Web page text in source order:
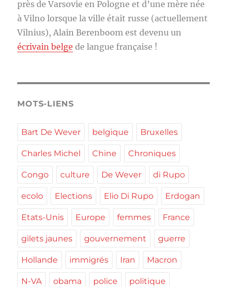
près de Varsovie en Pologne et d’une mère née
à Vilno lorsque la ville était russe (actuellement
Vilnius), Alain Berenboom est devenu un
écrivain belge de langue française !
MOTS-LIENS
Bart De Wever belgique Bruxelles
Charles Michel Chine Chroniques
Congo culture De Wever di Rupo
ecolo Elections Elio Di Rupo Erdogan
Etats-Unis Europe femmes France
gilets jaunes gouvernement guerre
Hollande immigrés Iran Macron
N-VA obama police politique